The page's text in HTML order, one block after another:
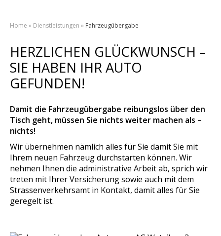
Home Dienstleistungen Fahrzeugübergabe
HERZLICHEN GLÜCKWUNSCH –
SIE HABEN IHR AUTO
GEFUNDEN!
Damit die Fahrzeugübergabe reibungslos über den
Tisch geht, müssen Sie nichts weiter machen als –
nichts!
Wir übernehmen nämlich alles für Sie damit Sie mit
Ihrem neuen Fahrzeug durchstarten können. Wir
nehmen Ihnen die administrative Arbeit ab, sprich wir
treten mit Ihrer Versicherung sowie auch mit dem
Strassenverkehrsamt in Kontakt, damit alles für Sie
geregelt ist.